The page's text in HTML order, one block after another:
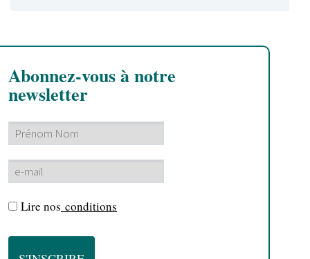
Abonnez-vous à notre
newsletter
Lire nos conditions